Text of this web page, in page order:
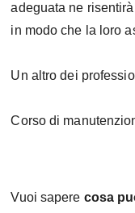
adeguata ne
in modo che la loro
Un altro dei
Corso di
Vuoi sapere cosa